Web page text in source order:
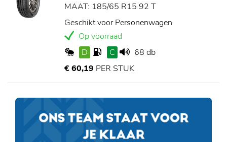
MAAT: 185/65 R15 92 T
Geschikt voor Personenwagen
Op voorraad
D
C
68 db
€ 60,19 PER STUK